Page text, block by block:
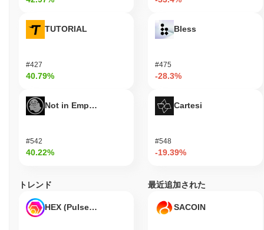
TUTORIAL
#427
40.79%
Not in Employment, Education, or Training
#542
40.22%
Bless
#475
-28.3%
Cartesi
#548
-19.39%
トレンド
HEX (Pulsechain)
最近追加された
SACOIN